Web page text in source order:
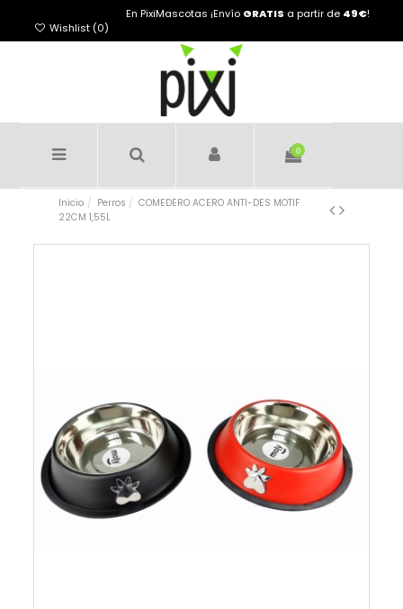
En PixiMascotas ¡Envío GRATIS a partir de 49€!
Wishlist (0)
0
Inicio Perros
COMEDERO ACERO ANTI-DES MOTIF
22CM 1,55L